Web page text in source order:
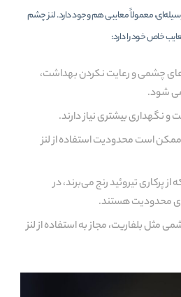
وسیله‌ای، معمولاً معایبی هم وجود دارد. لنز چشم
خاص خود را دارد:
چشمی و رعایت نکردن بهداشت،
شود.
و نگهداری بیشتری نیاز دارند.
است محدودیت استفاده از لنز
از پرکاری تیروئید رنج می‌برند، در
محدودیت هستند.
مثل بلفاریت، مجاز به استفاده از لنز